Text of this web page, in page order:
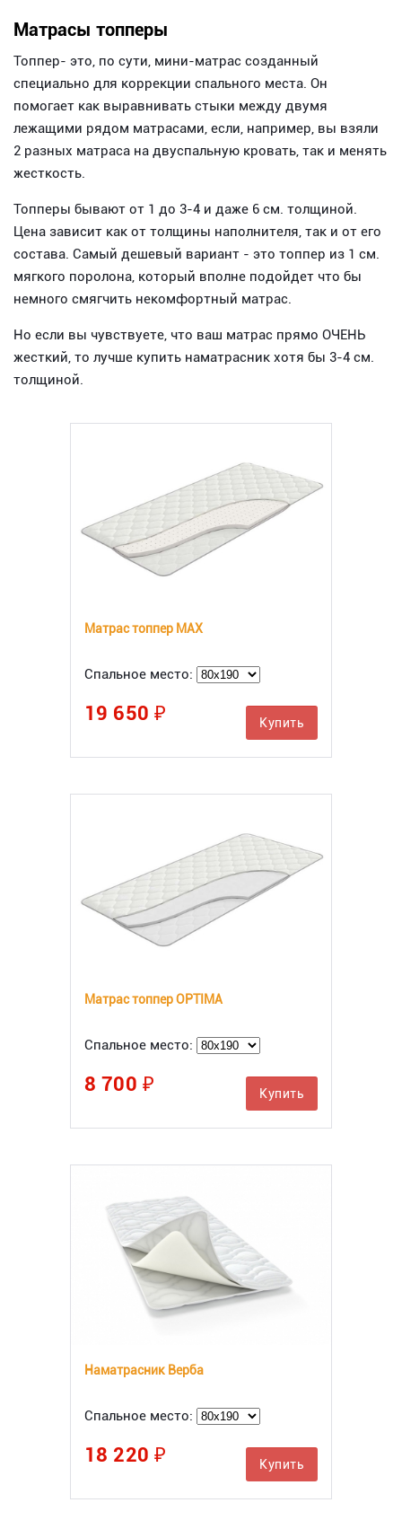
Матрасы топперы
Топпер- это, по сути, мини-матрас созданный
специально для коррекции спального места. Он
помогает как выравнивать стыки между двумя
лежащими рядом матрасами, если, например, вы взяли
2 разных матраса на двуспальную кровать, так и менять
жесткость.
Топперы бывают от 1 до 3-4 и даже 6 см. толщиной.
Цена зависит как от толщины наполнителя, так и от его
состава. Самый дешевый вариант - это топпер из 1 см.
мягкого поролона, который вполне подойдет что бы
немного смягчить некомфортный матрас.
Но если вы чувствуете, что ваш матрас прямо ОЧЕНЬ
жесткий, то лучше купить наматрасник хотя бы 3-4 см.
толщиной.
Матрас топпер MAX
Спальное место:
19 650 ₽ Купить
Матрас топпер OPTIMA
Спальное место:
8 700 ₽ Купить
Наматрасник Верба
Спальное место:
18 220 ₽ Купить